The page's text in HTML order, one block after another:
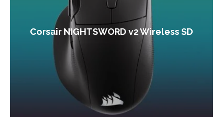
Corsair NIGHTSWORD v2 Wireless SD